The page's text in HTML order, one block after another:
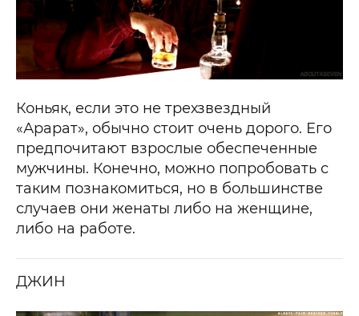
Коньяк, если это не трехзвездный
«Арарат», обычно стоит очень дорого. Его
предпочитают взрослые обеспеченные
мужчины. Конечно, можно попробовать с
таким познакомиться, но в большинстве
случаев они женаты либо на женщине,
либо на работе.
ДЖИН